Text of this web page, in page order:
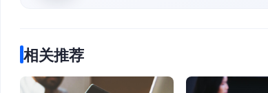
相关推荐